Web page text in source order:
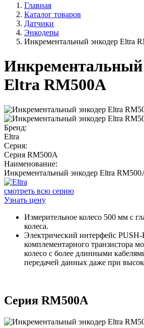
Главная
Каталог товаров
Датчики
Энкодеры
Инкрементальный энкодер Eltra
Инкрементальный
Eltra RM500A
Бренд:
Eltra
Серия:
Серия RM500A
Наименование:
Инкрементальный энкодер Eltra
смотреть всю серию
Узнать цену
Измерительное колесо 500 мм с
колеса.
Электрический интерфейс
комплементарного транзистора
колесо с более длинными
передачей данных даже при
Серия RM500A